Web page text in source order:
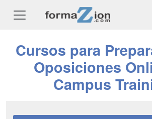
Cursos para
Oposiciones
Campus